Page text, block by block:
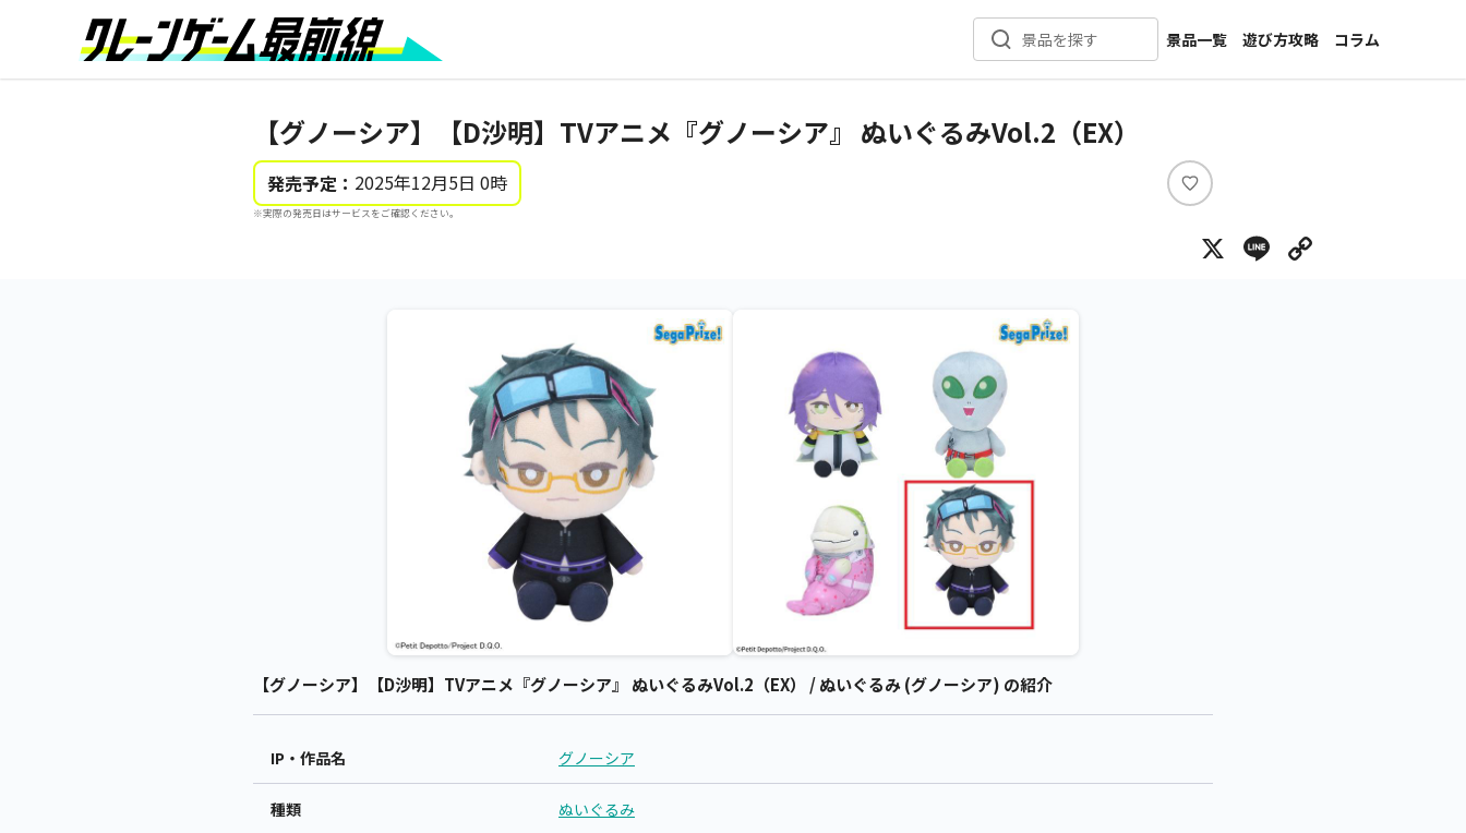
景品を探す
景品一覧
新着景品
メーカー一覧
遊び方攻略
コラム
インタビュー
【グノーシア】【D沙明】TVアニメ『グノーシア』 ぬいぐるみVol.2（EX）
発売予定： 2025年12月5日 0時
※実際の発売日はサービスをご確認ください。
い
ね
X Line
【グノーシア】【D沙明】TVアニメ『グノーシア』 ぬいぐるみVol.2（EX） / ぬいぐるみ (グノーシア) の紹介
IP・作品名 グノーシア
種類 ぬいぐるみ